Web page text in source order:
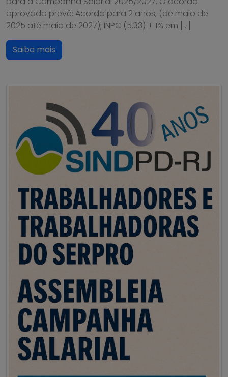
aprovado prevê: Acordo para 2 anos, (de maio de
2025 até maio de 2027); INPC (5.33) + 1% em […]
Saiba mais